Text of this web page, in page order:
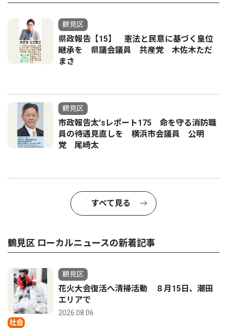
鶴見区
県政報告【15】 憲法と民意に基づく皇位
継承を 県議会議員 共産党 木佐木ただ
まさ
鶴見区
市政報告太'sレポート175 命を守る消防職
員の待遇見直しを 横浜市会議員 公明
党 尾崎太
すべて見る
鶴見区 ローカルニュースの新着記事
社会
鶴見区
花火大会復活へ清掃活動 ８月15日、潮田
エリアで
2026.08.06